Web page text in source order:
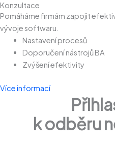
Konzultace
Pomáháme firmám zapojit
vývoje softwaru.
Nastavení procesů
Doporučení nástrojů BA
Zvýšení efektivity
Více informací
k odběru